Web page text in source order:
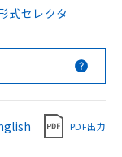
式セレクタ
PDF出力